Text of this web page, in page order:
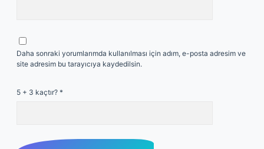
Daha sonraki yorumlarımda kullanılması için adım, e-posta adresim ve
site adresim bu tarayıcıya kaydedilsin.
5 + 3 kaçtır? *